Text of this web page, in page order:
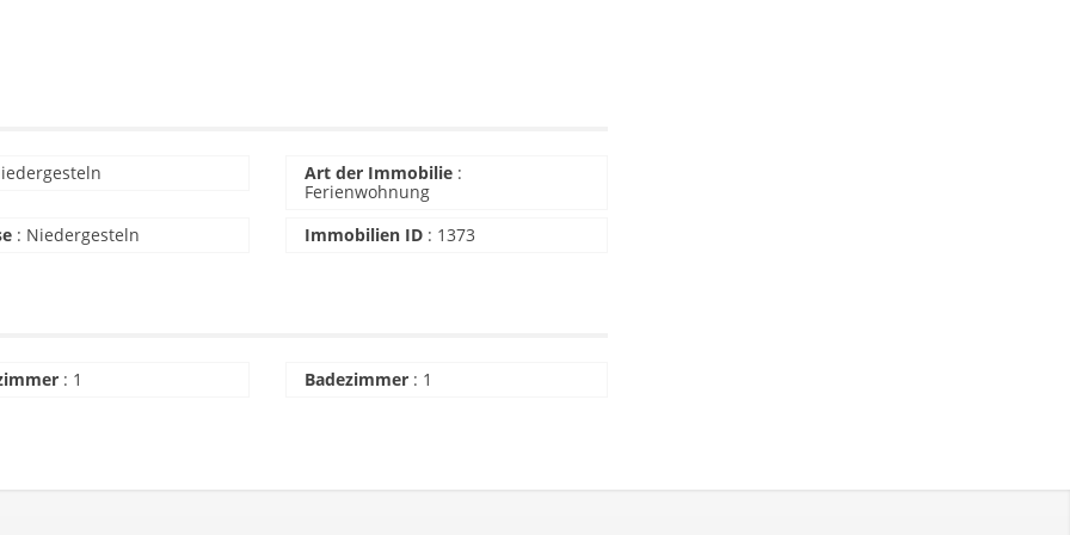
Art der Immobilie :
Ferienwohnung
: Niedergesteln Immobilien ID : 1373
: 1 Badezimmer : 1